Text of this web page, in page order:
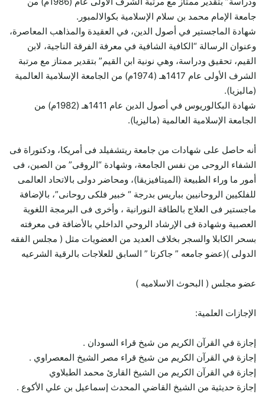
جامعة الإمام محمد بن سلام الإسلامية بكوالالمبور.
شهادة الماجستير في أصول الدين، في العقيدة والمذاهب المعاصرة،
وعنوان الرسالة “الكافية الشافية في معرفة الفرقة الناجية، لابن
القيم، تحقيق ودراسة، وهي نونية ابن القيم” بتقدير ممتاز مع مرتبة
الشرف الأولى عام 1417هـ (1974م) من الجامعة الإسلامية العالمية
(ماليزيا).
شهادة البكالوريوس في أصول الدين عام 1411هـ (1982م) من
الجامعة الإسلامية العالمية (ماليزيا).
أنه حاصل على شهادات من جامعة ريتشفيلد فى أمريكا، ودكتوراة فى
الشفاء الروحى من نفس الجامعة، وشهادة “الروقى” من الصين، فى
أمور ما وراء الطبيعة (الميتافيزيقا)، ومحاضر دولى بالاتحاد العالمى
للفلكيين الروحانيين بباريس بدرجة “ خبير فلكى روحانى”، بالإضافة
ماجستير فى العلاج بالطاقة النورانية ، وأخرى فى البرمجة اللغوية
العصبية وشهادة فى الإرشاد الروحي الداخلي بالأضافة فى معرفته
بسحر الكابلا والسجر بخلاف العديد من العضويات مثل ( مجلس الفقه
الدولى )(عضو جامعه ” جاكرتا ” السابق للعلاجات بالرقية الشرعيه
عضو مجلس ( البحوث الاسلاميه )
الإجازات العلمية:
إجازة في القرآن الكريم من شيخ قراء السودان .
إجازة في القرآن الكريم من شيخ قراء مصر الشيخ المعصراوي .
إجازة في القرآن الكريم من الشيخ القارئ محمد الطبلاوي
إجازة حديثية من الشيخ القاضي المحدث إسماعيل بن علي الأكوع .